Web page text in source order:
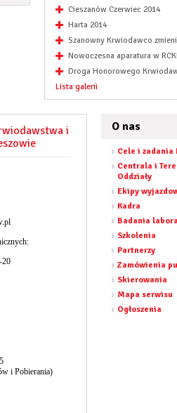
Cieszanów Czerwiec 2014
Harta 2014
Szanowny Krwiodawco
Nowoczesna aparatura w
Droga Honorowego
Lista galerii
i
20
i Pobierania)
O nas
Cele i zadania
Centrala i
Oddziały
Ekipy
Kadra
Badania
Szkolenia
Partnerzy
Zamówienia
Skierowania
Mapa serwisu
Ogłoszenia